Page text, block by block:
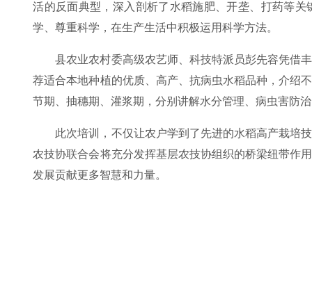
活的反面典型，深入剖析了水稻施肥、开垄、打药等
学、尊重科学，在生产生活中积极运用科学方法。
县农业农村委高级农艺师、科技特派员彭先容凭借
荐适合本地种植的优质、高产、抗病虫水稻品种，介绍
节期、抽穗期、灌浆期，分别讲解水分管理、病虫害防
此次培训，不仅让农户学到了先进的水稻高产栽培
农技协联合会将充分发挥基层农技协组织的桥梁纽带作
发展贡献更多智慧和力量。